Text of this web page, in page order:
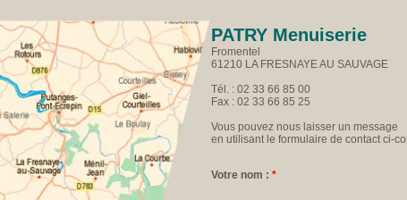
PATRY Menuiserie
Fromentel
61210 LA FRESNAYE AU SAUVAGE
Tél. : 02 33 66 85 00
Fax : 02 33 66 85 25
Vous pouvez nous laisser un message
en utilisant le formulaire de contact ci-
Votre nom : *